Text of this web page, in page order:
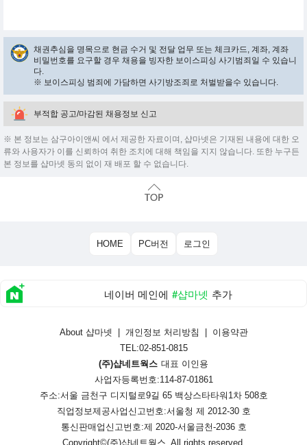
채권추심을 명목으로 현금 수거 및 전달 업무 또는 체크카드, 계좌, 계좌
비밀번호를 요구할 경우 채용을 빙자한 보이스피싱 사기범죄일 수 있습니
다.
※ 보이스피싱 범죄에 가담하면 사기방조죄로 처벌받을수 있습니다.
부적합 공고/마감된 채용정보 신고
※ 본 정보는 삼구아이앤씨 에서 제공한 자료이며, 샵마넷은 기재된 내용에 대한 오
류와 사용자가 이를 신뢰하여 취한 조치에 대해 책임을 지지 않습니다. 또한 누구든
본 정보를 샵마넷 동의 없이 재 배포 할 수 없습니다.
HOME PC버전 로그인
네이버 메인에 #샵마넷 추가
About 샵마넷 개인정보 처리방침
이용약관
TEL:02-851-0815
(주)샵네트웍스 대표 이인용
사업자등록번호:114-87-01861
주소:서울 금천구 디지털로9길 65 백상스타타워1차 508호
직업정보제공사업신고번호:서울청 제 2012-30 호
통신판매업신고번호:제 2020-서울금천-2036 호
Copyright©(주)샵네트웍스 . All rights reserved.